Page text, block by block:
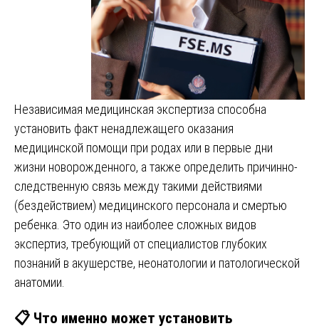
Независимая медицинская экспертиза способна
установить факт ненадлежащего оказания
медицинской помощи при родах или в первые дни
жизни новорожденного, а также определить причинно-
следственную связь между такими действиями
(бездействием) медицинского персонала и смертью
ребенка. Это один из наиболее сложных видов
экспертиз, требующий от специалистов глубоких
познаний в акушерстве, неонатологии и патологической
анатомии.
📋 Что именно может установить